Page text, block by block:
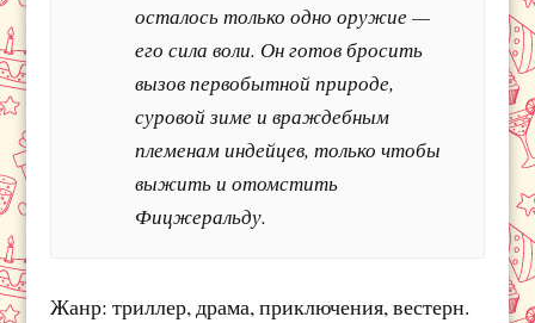
осталось только одно оружие —
его сила воли. Он готов бросить
вызов первобытной природе,
суровой зиме и враждебным
племенам индейцев, только чтобы
выжить и отомстить
Фицжеральду.
Жанр: триллер, драма, приключения, вестерн.